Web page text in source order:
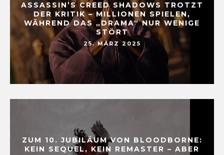
ASSASSIN’S CREED SHADOWS TROTZT
DER KRITIK – MILLIONEN SPIELEN,
WÄHREND DAS „DRAMA“ NUR WENIGE
STÖRT
25. MÄRZ 2025
ZUM 10. JUBILÄUM VON BLOODBORNE:
KEIN SEQUEL, KEIN REMASTER – ABER